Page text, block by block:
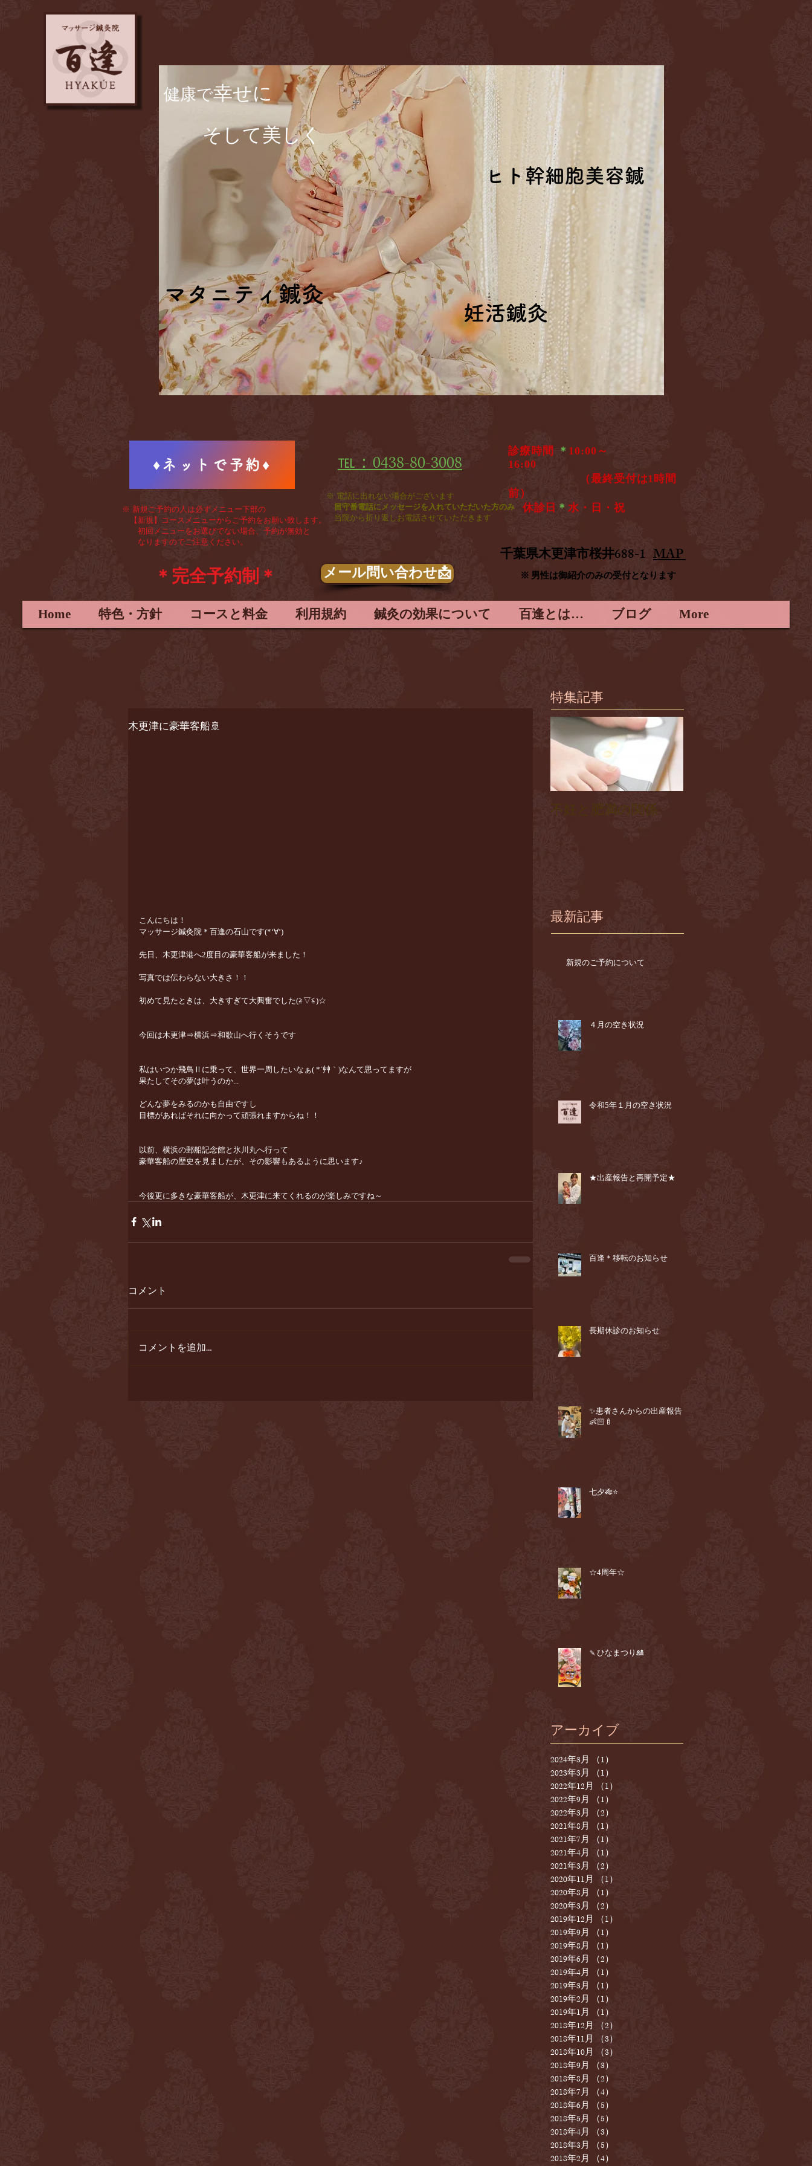
妊活鍼灸
妊活鍼灸
マタニティ鍼灸
マタニティ鍼灸
​健康で幸せに
​ そして美しく
ヒト幹細胞美容鍼
ヒト幹細胞美容鍼
♦ネットで予約♦ ℡：0438-80-3008
​千葉県木更津市桜井688-1 MAP
※ 電話に出れない場合がございます
留守番電話にメッセージを入れていただいた方のみ
当院から折り返しお電話させていただきます
診療時間 ＊ 10:00～
16:00
​ （最終受付は1時間
前）
休診日 ＊水・日・祝​
※ 新規ご予約の人は必ずメニュー下部の
【新規】コースメニューからご予約をお願い致します。
初回メニューをお選びでない場合、予約が無効と
なりますのでご注意ください。
※ 男性は御紹介のみの受付となります
メール問い合わせ📩
＊完全予約制＊
Home 特色・方針 コースと料金 利用規約 鍼灸の効果について 百逢とは… ブログ More
特集記事
木更津に豪華客船🚢
こんにちは！
マッサージ鍼灸院＊百逢の石山です(*‘∀‘)
先日、木更津港へ2度目の豪華客船が来ました！
写真では伝わらない大きさ！！
初めて見たときは、大きすぎて大興奮でした(≧▽≦)☆
今回は木更津⇒横浜⇒和歌山へ行くそうです
私はいつか飛鳥Ⅱに乗って、世界一周したいなぁ( *´艸｀)なんて思ってますが
果たしてその夢は叶うのか...
どんな夢をみるのかも自由ですし
目標があればそれに向かって頑張れますからね！！
以前、横浜の郵船記念館と氷川丸へ行って
豪華客船の歴史を見ましたが、その影響もあるように思います♪
今後更に多きな豪華客船が、木更津に来てくれるのが楽しみですね～
コメント
コメントを追加…
不妊と肥満の関係
最新記事
新規のご予約について
４月の空き状況
令和5年１月の空き状況
★出産報告と再開予定★
百逢＊移転のお知らせ
長期休診のお知らせ
✨患者さんからの出産報告
👶🏻🍼
七夕🎋⭐️
☆4周年☆
🍡ひなまつり🎎
アーカイブ
2024年3月 （1）
2023年3月
（1）
2022年12月
（1）
2022年9月
（1）
2022年3月
（2）
2021年8月
（1）
2021年7月
（1）
2021年4月
（1）
2021年3月
（2）
2020年11月
（1）
2020年8月
（1）
2020年3月
（2）
2019年12月
（1）
2019年9月
（1）
2019年8月
（1）
2019年6月
（2）
2019年4月
（1）
2019年3月
（1）
2019年2月
（1）
2019年1月
（1）
2018年12月
（2）
2018年11月
（3）
2018年10月
（3）
3件の記事
2018年9月
（3）
2018年8月
（2）
2件の記事
2018年7月
（4）
2018年6月
（5）
2018年5月
（5）
2018年4月
（3）
2018年3月
（5）
2018年2月
（4）